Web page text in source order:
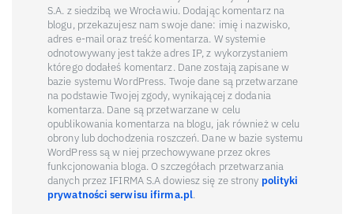
S.A. z siedzibą we Wrocławiu. Dodając komentarz na
blogu, przekazujesz nam swoje dane: imię i nazwisko,
adres e-mail oraz treść komentarza. W systemie
odnotowywany jest także adres IP, z wykorzystaniem
którego dodałeś komentarz. Dane zostają zapisane w
bazie systemu WordPress. Twoje dane są przetwarzane
na podstawie Twojej zgody, wynikającej z dodania
komentarza. Dane są przetwarzane w celu
opublikowania komentarza na blogu, jak również w celu
obrony lub dochodzenia roszczeń. Dane w bazie systemu
WordPress są w niej przechowywane przez okres
funkcjonowania bloga. O szczegółach przetwarzania
danych przez IFIRMA S.A dowiesz się ze strony polityki
prywatności serwisu ifirma.pl.